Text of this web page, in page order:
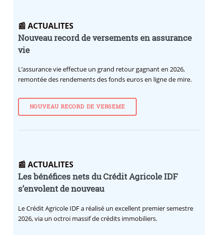
📰 ACTUALITES
Nouveau record de versements en assurance
vie
L’assurance vie effectue un grand retour gagnant en 2026,
remontée des rendements des fonds euros en ligne de mire.
NOUVEAU RECORD DE VERSEME
📰 ACTUALITES
Les bénéfices nets du Crédit Agricole IDF
s’envolent de nouveau
Le Crédit Agricole IDF a réalisé un excellent premier semestre
2026, via un octroi massif de crédits immobiliers.